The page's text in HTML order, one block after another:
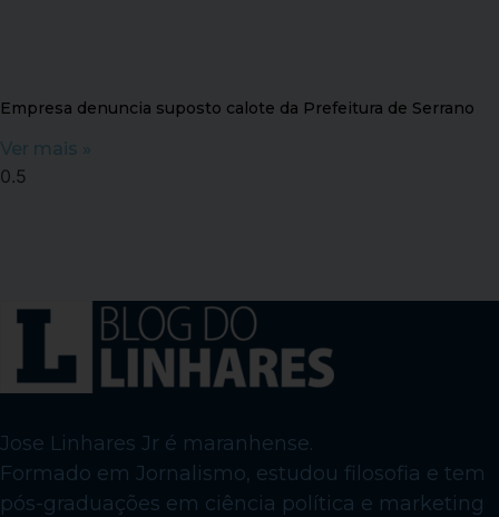
Empresa denuncia suposto calote da Prefeitura de Serrano
Ver mais »
Jose Linhares Jr é maranhense.
Formado em Jornalismo, estudou filosofia e tem
pós-graduações em ciência política e marketing